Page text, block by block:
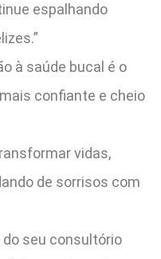
espalhando
à saúde bucal é o
confiante e cheio
vidas,
de sorrisos com
do seu consultório